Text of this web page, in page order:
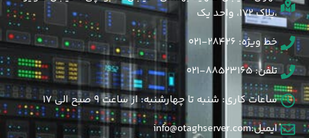
،پلاک 172، واحد یک
خط ویژه: 28426-021
تلفن: 88523165-021
ساعات کاری: شنبه تا چهارشنبه: از ساعت 9 صبح الی 17
ایمیل:info@otaghserver.com